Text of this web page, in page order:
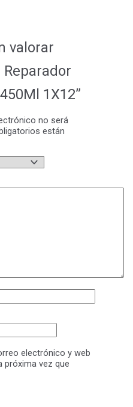
valorar
Reparador
1X12”
no será
están
electrónico y web
próxima vez que